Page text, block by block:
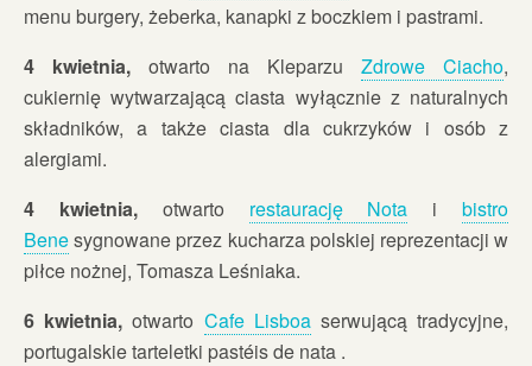
menu burgery, żeberka, kanapki z boczkiem i pastrami.
4 kwietnia, otwarto na Kleparzu Zdrowe Ciacho,
cukiernię wytwarzającą ciasta wyłącznie z naturalnych
składników, a także ciasta dla cukrzyków i osób z
alergiami.
4 kwietnia, otwarto restaurację Nota ibistro
Benesygnowane przez kucharza polskiej reprezentacji w
piłce nożnej, Tomasza Leśniaka.
6 kwietnia,otwarto Cafe Lisboaserwującą tradycyjne,
portugalskie tarteletki pastéis de nata .